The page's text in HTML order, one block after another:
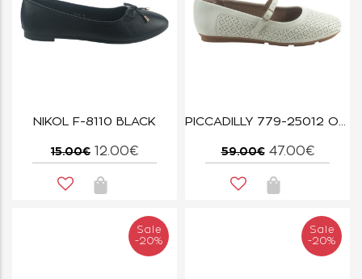
NIKOL F-8110 BLACK
15.00€ 12.00€
PICCADILLY 779-25012 OFF WHITE
59.00€ 47.00€
Sale
-20%
Sale
-20%